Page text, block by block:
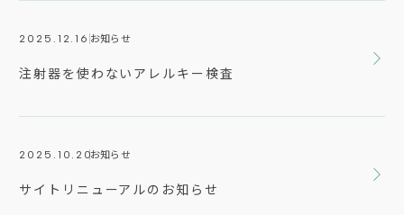
2025.12.16 お知らせ
注射器を使わないアレルキー検査
2025.10.20お知らせ
サイトリニューアルのお知らせ